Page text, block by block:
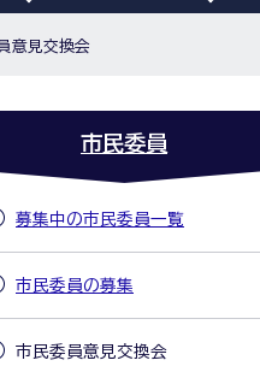
意見交換会
市民委員
募集中の市民委員一覧
市民委員の募集
市民委員意見交換会